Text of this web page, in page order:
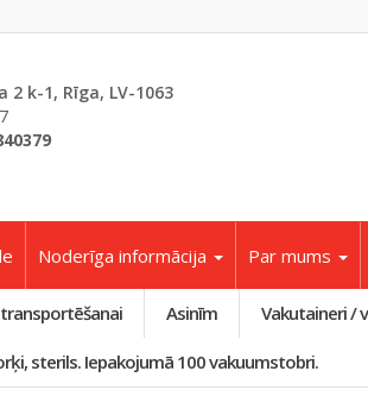
2 k-1, Rīga, LV-1063
Noderīga informācija Par mums
Asinīm Vakutaineri /
sterils. Iepakojumā 100 vakuumstobri.